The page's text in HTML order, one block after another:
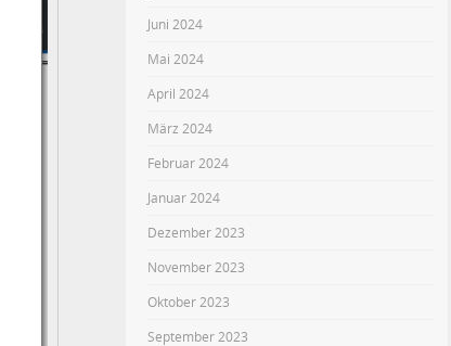
Juni 2024
Mai 2024
April 2024
März 2024
Februar 2024
Januar 2024
Dezember 2023
November 2023
Oktober 2023
September 2023